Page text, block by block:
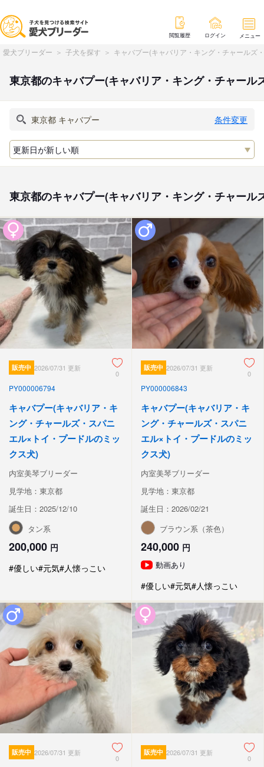
閲覧履歴 ログイン メニュー
愛犬ブリーダー 子犬を探す キャバプー(キャバリア・キング・チャールズ
東京都のキャバプー(キャバリア・キング・チャー
条件変更
東京都のキャバプー(キャバリア・キング・チャー
販売中 2026/07/31 更新
0
PY000006794
キャバプー(キャバリア・キ
ング・チャールズ・スパニ
エル×トイ・プードルのミッ
クス犬)
内室美琴ブリーダー
見学地：東京都
誕生日：2025/12/10
タン系
200,000 円
#優しい#元気#人懐っこい
販売中 2026/07/31 更新
0
PY000006843
キャバプー(キャバリア・キ
ング・チャールズ・スパニ
エル×トイ・プードルのミッ
クス犬)
内室美琴ブリーダー
見学地：東京都
誕生日：2026/02/21
ブラウン系（茶色）
240,000 円
動画あり
#優しい#元気#人懐っこい
販売中 2026/07/31 更新
0
販売中 2026/07/31 更新
0